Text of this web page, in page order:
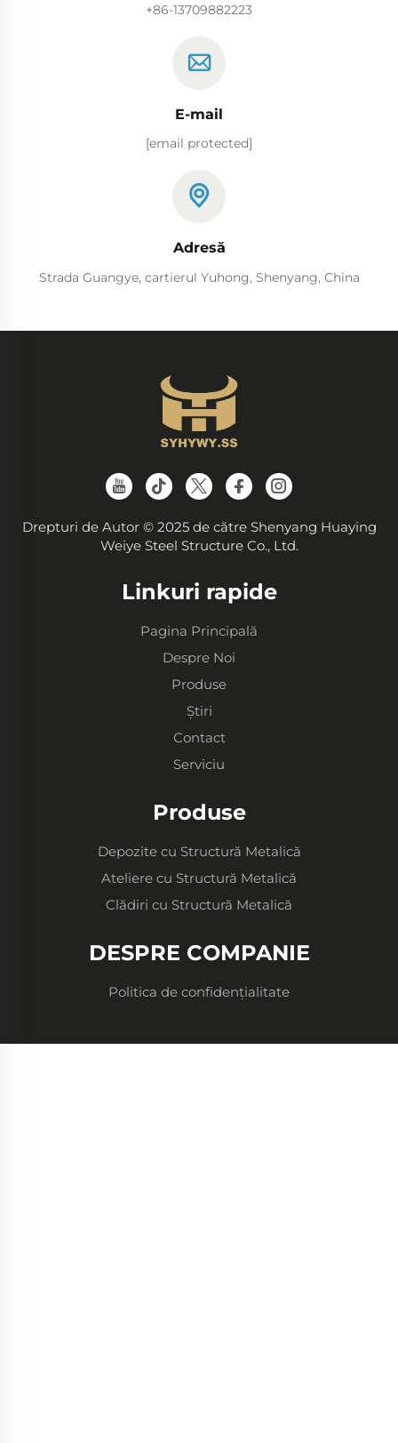
+86-13709882223
E-mail
[email protected]
Adresă
Strada Guangye, cartierul Yuhong, Shenyang, China
Drepturi de Autor © 2025 de către Shenyang Huaying
Weiye Steel Structure Co., Ltd.
Linkuri rapide
Pagina Principală
Despre Noi
Produse
Știri
Contact
Serviciu
Produse
Depozite cu Structură Metalică
Ateliere cu Structură Metalică
Clădiri cu Structură Metalică
DESPRE COMPANIE
Politica de confidențialitate